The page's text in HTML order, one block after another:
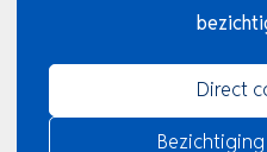
Direct